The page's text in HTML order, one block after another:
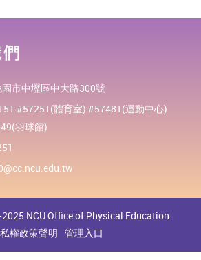
市中壢區中大路300號
#57251(體育室) #57481(運動中心)
羽球館)
NCU Office of Physical Education.
權政策聲明 管理入口